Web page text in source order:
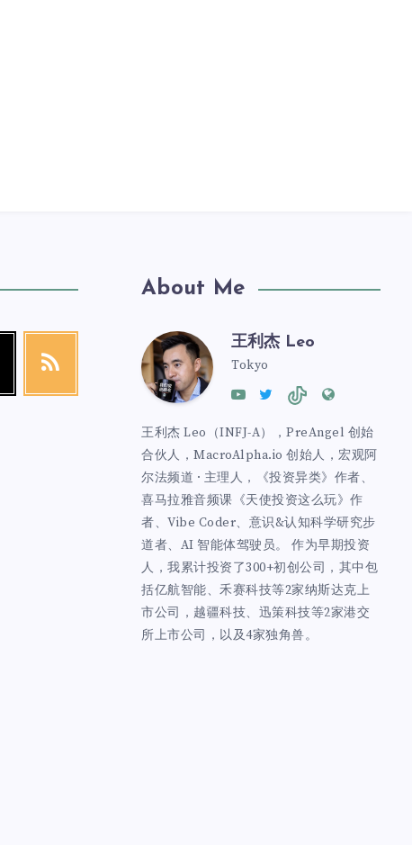
About Me
王利杰 Leo
Tokyo
王利杰 Leo（INFJ-A），PreAngel 创始
合伙人，MacroAlpha.io 创始人，宏观阿
尔法频道 · 主理人，《投资异类》作者、
喜马拉雅音频课《天使投资这么玩》作
者、Vibe Coder、意识&认知科学研究步
道者、AI 智能体驾驶员。 作为早期投资
人，我累计投资了300+初创公司，其中包
括亿航智能、禾赛科技等2家纳斯达克上
市公司，越疆科技、迅策科技等2家港交
所上市公司，以及4家独角兽。